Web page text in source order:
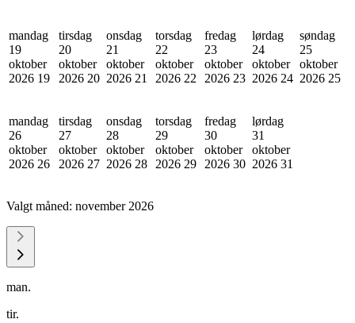
mandag
19
oktober
2026 19
tirsdag
20
oktober
2026 20
onsdag
21
oktober
2026 21
torsdag
22
oktober
2026 22
fredag
23
oktober
2026 23
lørdag
24
oktober
2026 24
søndag
25
oktober
2026 25
mandag
26
oktober
2026 26
tirsdag
27
oktober
2026 27
onsdag
28
oktober
2026 28
torsdag
29
oktober
2026 29
fredag
30
oktober
2026 30
lørdag
31
oktober
2026 31
Valgt måned: november 2026
man.
tir.